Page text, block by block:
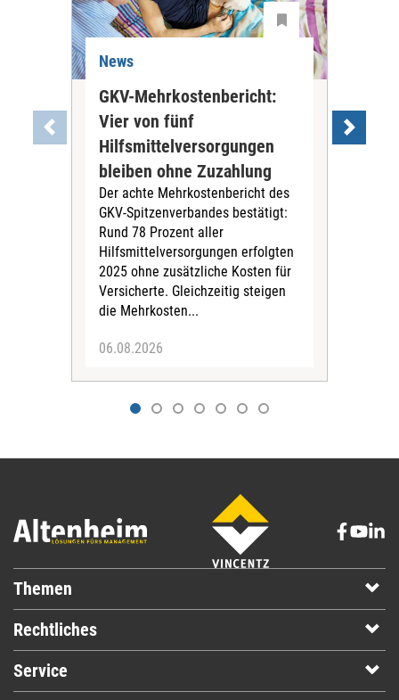
News
GKV-Mehrkostenbericht:
Vier von fünf
Hilfsmittelversorgungen
bleiben ohne Zuzahlung
Der achte Mehrkostenbericht des
GKV-Spitzenverbandes bestätigt:
Rund 78 Prozent aller
Hilfsmittelversorgungen erfolgten
2025 ohne zusätzliche Kosten für
Versicherte. Gleichzeitig steigen
die Mehrkosten...
06.08.2026
Themen
Rechtliches
Service